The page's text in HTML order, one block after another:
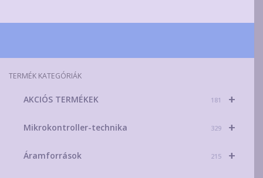
TERMÉK KATEGÓRIÁK
+
AKCIÓS TERMÉKEK 181
+
Mikrokontroller-technika 329
+
Áramforrások 215